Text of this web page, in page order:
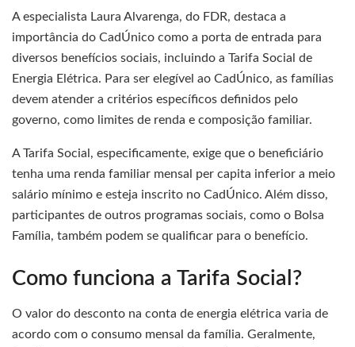
A especialista Laura Alvarenga, do FDR, destaca a
importância do CadÚnico como a porta de entrada para
diversos benefícios sociais, incluindo a Tarifa Social de
Energia Elétrica. Para ser elegível ao CadÚnico, as famílias
devem atender a critérios específicos definidos pelo
governo, como limites de renda e composição familiar.
A Tarifa Social, especificamente, exige que o beneficiário
tenha uma renda familiar mensal per capita inferior a meio
salário mínimo e esteja inscrito no CadÚnico. Além disso,
participantes de outros programas sociais, como o Bolsa
Família, também podem se qualificar para o benefício.
Como funciona a Tarifa Social?
O valor do desconto na conta de energia elétrica varia de
acordo com o consumo mensal da família. Geralmente,